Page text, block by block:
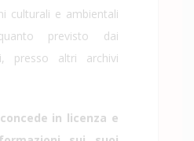
culturali e ambientali
previsto dai
presso altri archivi
in licenza e